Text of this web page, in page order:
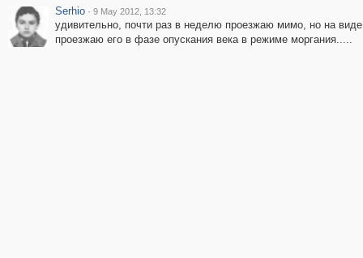
Serhio · 9 May 2012, 13:32
удивительно, почти раз в неделю проезжаю мимо, но на
проезжаю его в фазе опускания века в режиме моргания.....